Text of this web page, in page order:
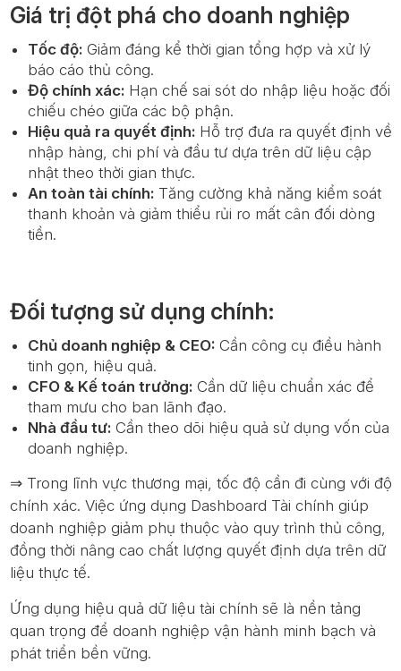
Giá trị đột phá cho doanh nghiệp
Tốc độ:Giảm đáng kể thời gian tổng hợp và xử lý
báo cáo thủ công.
Độ chính xác:Hạn chế sai sót do nhập liệu hoặc đối
chiếu chéo giữa các bộ phận.
Hiệu quả ra quyết định:Hỗ trợ đưa ra quyết định về
nhập hàng, chi phí và đầu tư dựa trên dữ liệu cập
nhật theo thời gian thực.
An toàn tài chính:Tăng cường khả năng kiểm soát
thanh khoản và giảm thiểu rủi ro mất cân đối dòng
tiền.
Đối tượng sử dụng chính:
Chủ doanh nghiệp & CEO:Cần công cụ điều hành
tinh gọn, hiệu quả.
CFO & Kế toán trưởng:Cần dữ liệu chuẩn xác để
tham mưu cho ban lãnh đạo.
Nhà đầu tư:Cần theo dõi hiệu quả sử dụng vốn của
doanh nghiệp.
⇒ Trong lĩnh vực thương mại, tốc độ cần đi cùng với độ
chính xác. Việc ứng dụng Dashboard Tài chính giúp
doanh nghiệp giảm phụ thuộc vào quy trình thủ công,
đồng thời nâng cao chất lượng quyết định dựa trên dữ
liệu thực tế.
Ứng dụng hiệu quả dữ liệu tài chính sẽ là nền tảng
quan trọng để doanh nghiệp vận hành minh bạch và
phát triển bền vững.